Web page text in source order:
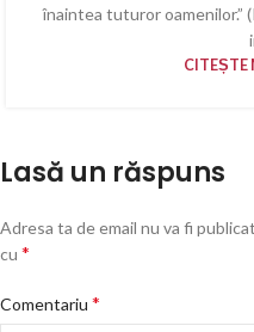
înaintea tuturor oamenilor.”
CITEȘTE
Lasă un răspuns
Adresa ta de email nu va fi
cu *
Comentariu *